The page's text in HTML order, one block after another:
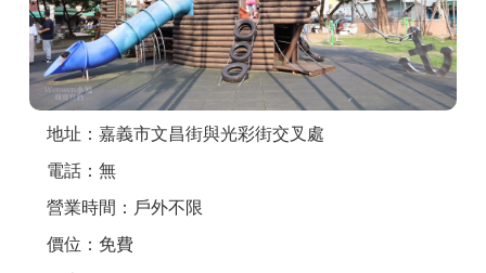
聯絡我們
APP下載
地址：嘉義市文昌街與光彩街交叉處
電話：無
營業時間：戶外不限
價位：免費